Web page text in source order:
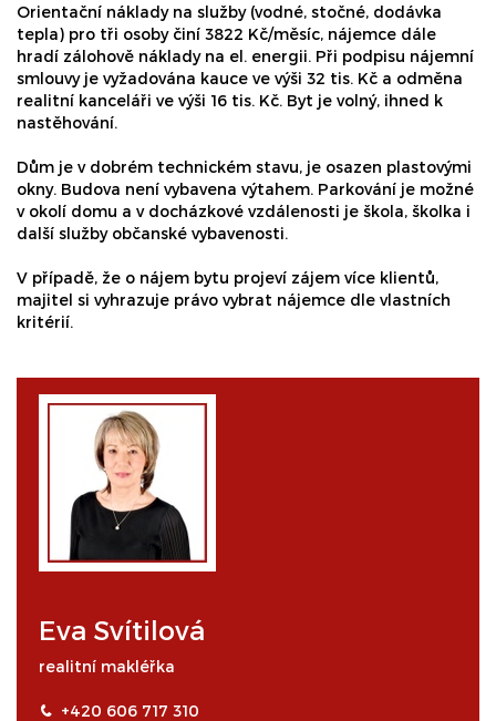
Orientační náklady na služby (vodné, stočné, dodávka
tepla) pro tři osoby činí 3822 Kč/měsíc, nájemce dále
hradí zálohově náklady na el. energii. Při podpisu nájemní
smlouvy je vyžadována kauce ve výši 32 tis. Kč a odměna
realitní kanceláři ve výši 16 tis. Kč. Byt je volný, ihned k
nastěhování.
Dům je v dobrém technickém stavu, je osazen plastovými
okny. Budova není vybavena výtahem. Parkování je možné
v okolí domu a v docházkové vzdálenosti je škola, školka i
další služby občanské vybavenosti.
V případě, že o nájem bytu projeví zájem více klientů,
majitel si vyhrazuje právo vybrat nájemce dle vlastních
kritérií.
Eva Svítilová
realitní makléřka
+420 606 717 310